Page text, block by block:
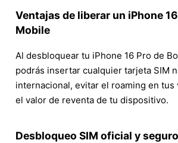
Ventajas de liberar un iPhone
Mobile
Al desbloquear tu iPhone 16 Pro de
podrás insertar cualquier tarjeta SIM
internacional, evitar el roaming en tus
el valor de reventa de tu dispositivo.
Desbloqueo SIM oficial y